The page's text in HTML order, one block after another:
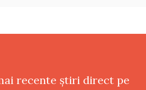
recente știri direct pe